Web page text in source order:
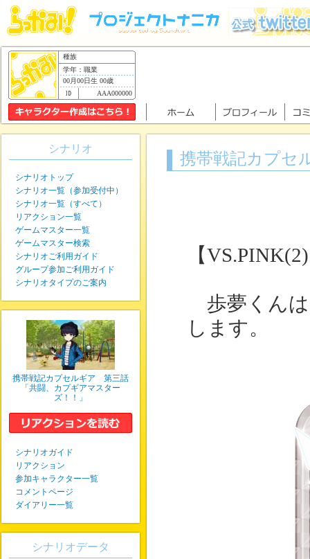
種族
学年：職業
00月00日生 00歳
AAA000000
携帯戦記カプセ
【
歩夢くんは
します。
シナリオ
シナリオトップ
シナリオ一覧（参加受付中）
シナリオ一覧（すべて）
リアクション一覧
ゲームマスター一覧
ゲームマスター検索
シナリオご利用ガイド
グループ参加ご利用ガイド
シナリオタイプのご案内
携帯戦記カプセルギア 第三話
「共闘、カプギアマスター
ズ！！」
シナリオガイド
リアクション
参加キャラクター一覧
コメントページ
ダイアリー一覧
シナリオデータ